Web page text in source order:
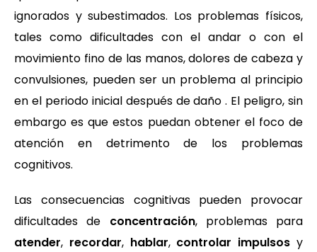
ignorados y subestimados. Los problemas físicos,
tales como dificultades con el andar o con el
movimiento fino de las manos, dolores de cabeza y
convulsiones, pueden ser un problema al principio
en el periodo inicial después de daño . El peligro, sin
embargo es que estos puedan obtener el foco de
atención en detrimento de los problemas
cognitivos.
Las consecuencias cognitivas pueden provocar
dificultades de concentración, problemas para
atender, recordar, hablar, controlar impulsos y